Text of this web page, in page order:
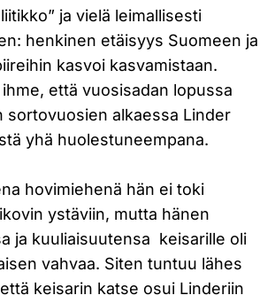
ja vielä leimallisesti
henkinen etäisyys Suomeen ja
kasvoi kasvamistaan.
että vuosisadan lopussa
sortovuosien alkaessa Linder
yhä huolestuneempana.
hovimiehenä hän ei toki
ystäviin, mutta hänen
ja kuuliaisuutensa keisarille oli
vahvaa. Siten tuntuu lähes
keisarin katse osui Linderiin